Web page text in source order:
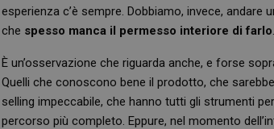
esperienza c’è sempre. Dobbiamo, invece, andare
che spesso manca il permesso interiore di farlo.
È un’osservazione che riguarda anche, e forse
Quelli che conoscono bene il prodotto, che
selling impeccabile, che hanno tutti gli strumenti
percorso più completo. Eppure, nel momento